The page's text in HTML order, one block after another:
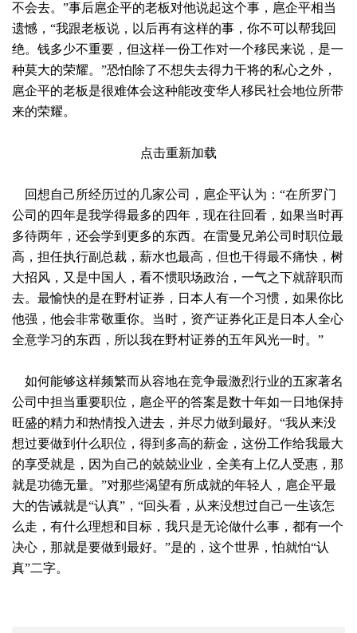
不会去。”事后扈企平的老板对他说起这个事，扈企平相当
遗憾，“我跟老板说，以后再有这样的事，你不可以帮我回
绝。钱多少不重要，但这样一份工作对一个移民来说，是一
种莫大的荣耀。”恐怕除了不想失去得力干将的私心之外，
扈企平的老板是很难体会这种能改变华人移民社会地位所带
来的荣耀。
点击重新加载
回想自己所经历过的几家公司，扈企平认为：“在所罗门
公司的四年是我学得最多的四年，现在往回看，如果当时再
多待两年，还会学到更多的东西。在雷曼兄弟公司时职位最
高，担任执行副总裁，薪水也最高，但也干得最不痛快，树
大招风，又是中国人，看不惯职场政治，一气之下就辞职而
去。最愉快的是在野村证券，日本人有一个习惯，如果你比
他强，他会非常敬重你。当时，资产证券化正是日本人全心
全意学习的东西，所以我在野村证券的五年风光一时。”
如何能够这样频繁而从容地在竞争最激烈行业的五家著名
公司中担当重要职位，扈企平的答案是数十年如一日地保持
旺盛的精力和热情投入进去，并尽力做到最好。“我从来没
想过要做到什么职位，得到多高的薪金，这份工作给我最大
的享受就是，因为自己的兢兢业业，全美有上亿人受惠，那
就是功德无量。”对那些渴望有所成就的年轻人，扈企平最
大的告诫就是“认真”，“回头看，从来没想过自己一生该怎
么走，有什么理想和目标，我只是无论做什么事，都有一个
决心，那就是要做到最好。”是的，这个世界，怕就怕“认
真”二字。